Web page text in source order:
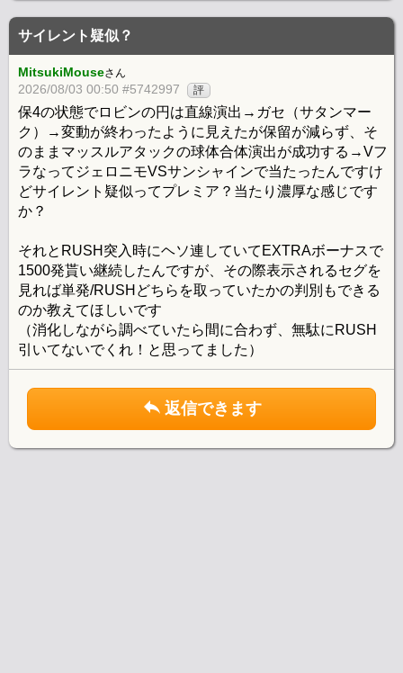
サイレント疑似？
MitsukiMouseさん
2026/08/03 00:50 #5742997 評
保4の状態でロビンの円は直線演出→ガセ（サタンマー
ク）→変動が終わったように見えたが保留が減らず、そ
のままマッスルアタックの球体合体演出が成功する→Vフ
ラなってジェロニモVSサンシャインで当たったんですけ
どサイレント疑似ってプレミア？当たり濃厚な感じです
か？
それとRUSH突入時にヘソ連していてEXTRAボーナスで
1500発貰い継続したんですが、その際表示されるセグを
見れば単発/RUSHどちらを取っていたかの判別もできる
のか教えてほしいです
（消化しながら調べていたら間に合わず、無駄にRUSH
引いてないでくれ！と思ってました）
返信できます